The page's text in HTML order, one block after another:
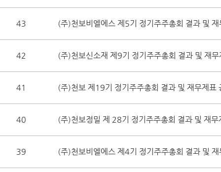
43 (주)천보비엘에스 제5기 정기주주총회 결과 및
42 (주)천보신소재 제9기 정기주주총회 결과 및 재
41 (주)천보 제19기 정기주주총회 결과 및 재무제표
40 (주)천보정밀 제 28기 정기주주총회 결과 및 재무
39 (주)천보비엘에스 제4기 정기주주총회 결과 및